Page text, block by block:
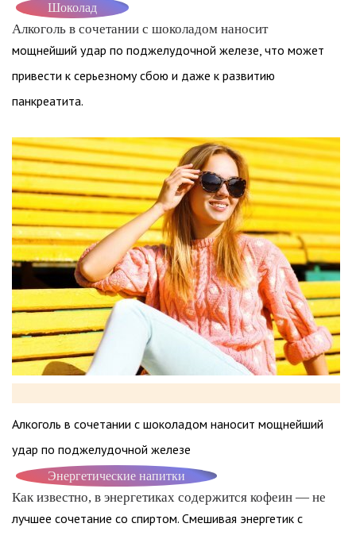
Шоколад
Алкоголь в сочетании с шоколадом наносит
мощнейший удар по поджелудочной железе, что может
привести к серьезному сбою и даже к развитию
панкреатита.
Алкоголь в сочетании с шоколадом наносит мощнейший
удар по поджелудочной железе
Энергетические напитки
Как известно, в энергетиках содержится кофеин — не
лучшее сочетание со спиртом. Смешивая энергетик с